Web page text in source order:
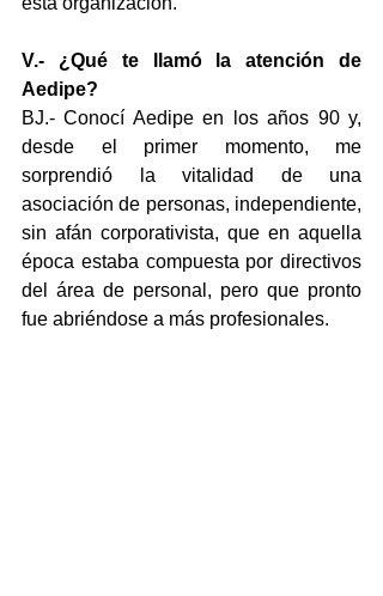
V.- ¿Qué te llamó la atención de
Aedipe?
BJ.- Conocí Aedipe en los años 90 y,
desde el primer momento, me
sorprendió la vitalidad de una
asociación de personas, independiente,
sin afán corporativista, que en aquella
época estaba compuesta por directivos
del área de personal, pero que pronto
fue abriéndose a más profesionales.